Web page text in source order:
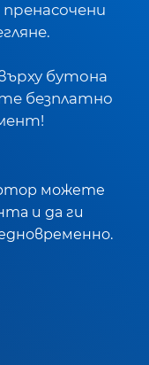
бутона
безплатно
можете
и да ги